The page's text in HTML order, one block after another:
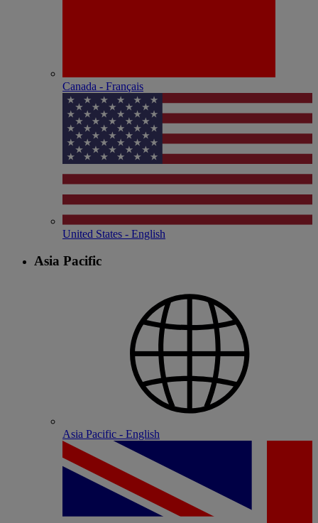
Canada - Français
United States - English
Asia Pacific
Asia Pacific - English